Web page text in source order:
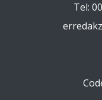
Tel: